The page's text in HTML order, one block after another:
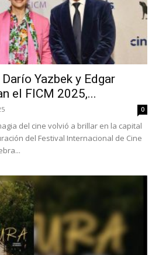
Yazbek y Edgar
el FICM 2025,...
0
del cine volvió a brillar en la capital
del Festival Internacional de Cine